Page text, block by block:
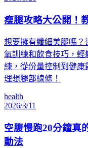
瘦腿攻略大公開！
想要擁有纖細美腿嗎
氧訓練和飲食技巧，輕
練，從份量控制到健
理想腿部線條！
health
2026/3/11
空腹慢跑20分鐘真
動法